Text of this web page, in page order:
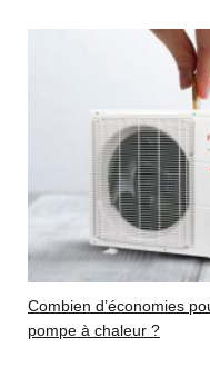
Combien d’économies
pompe à chaleur ?